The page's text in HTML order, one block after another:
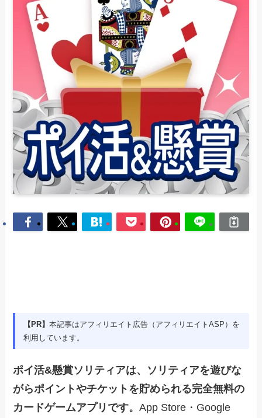
【PR】本記事はアフィリエイト広告（アフィリエイトASP）を
利用しています。
ポイ活&懸賞ソリティアは、ソリティアを遊びな
がらポイントやチケットを貯められる完全無料の
カードゲームアプリです。App Store・Google